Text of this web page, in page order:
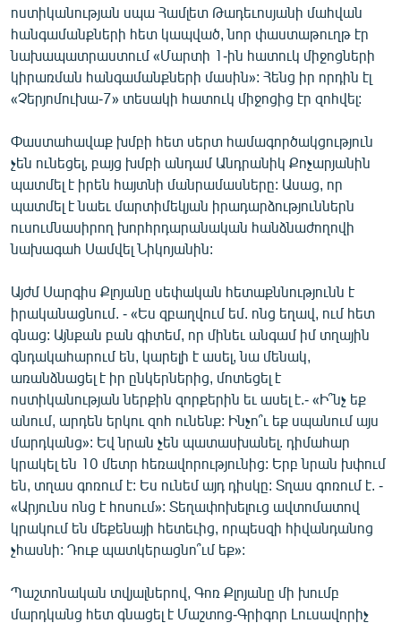
ոստիկանության սպա Համլետ Թադեւոսյանի մահվան
հանգամանքների հետ կապված, նոր փաստաթուղթ էր
նախապատրաստում «Մարտի 1-ին հատուկ միջոցների
կիրառման հանգամանքների մասին»: Հենց իր որդին էլ
«Չերյոմուխա-7» տեսակի հատուկ միջոցից էր զոհվել:
Փաստահավաք խմբի հետ սերտ համագործակցություն
չեն ունեցել, բայց խմբի անդամ Անդրանիկ Քոչարյանին
պատմել է իրեն հայտնի մանրամասները: Ասաց, որ
պատմել է նաեւ մարտիմեկյան իրադարձություններն
ուսումնասիրող խորհրդարանական հանձնաժողովի
նախագահ Սամվել Նիկոյանին:
Այժմ Սարգիս Քլոյանը սեփական հետաքննությունն է
իրականացնում. - «Ես զբաղվում եմ. ոնց եղավ, ում հետ
գնաց: Այնքան բան գիտեմ, որ մինեւ անգամ իմ տղային
գնդակահարում են, կարելի է ասել, նա մենակ,
առանձնացել է իր ընկերներից, մոտեցել է
ոստիկանության ներքին զորքերին եւ ասել է.- «Ի՞նչ եք
անում, արդեն երկու զոհ ունենք: Ինչո՞ւ եք սպանում այս
մարդկանց»: Եվ նրան չեն պատասխանել. դիմահար
կրակել են 10 մետր հեռավորությունից: Երբ նրան խփում
են, տղաս գոռում է: Ես ունեմ այդ դիսկը: Տղաս գոռում է. -
«Արյունս ոնց է հոսում»: Տեղափոխելուց ավտոմատով
կրակում են մեքենայի հետեւից, որպեսզի հիվանդանոց
չհասնի: Դուք պատկերացնո՞ւմ եք»:
Պաշտոնական տվյալներով, Գոռ Քլոյանը մի խումբ
մարդկանց հետ գնացել է Մաշտոց-Գրիգոր Լուսավորիչ